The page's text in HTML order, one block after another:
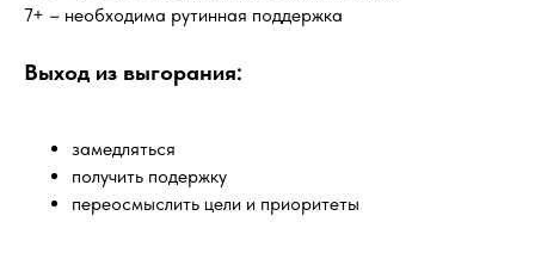
7+ – необходима рутинная поддержка
Выход из выгорания:
замедляться
получить подержку
переосмыслить цели и приоритеты